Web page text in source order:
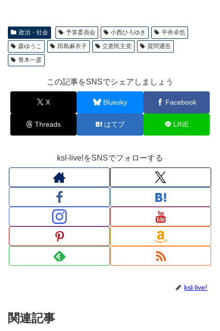
政治・社会 予算委員会 小西ひろゆき
平井卓也
森ゆうこ
田島麻衣子 立憲民主党
質問通告
青木一彦
この記事をSNSでシェアしましょう
X Bluesky Facebook
Threads はてブ LINE
ksl-live!をSNSでフォローする
ksl-live!
関連記事